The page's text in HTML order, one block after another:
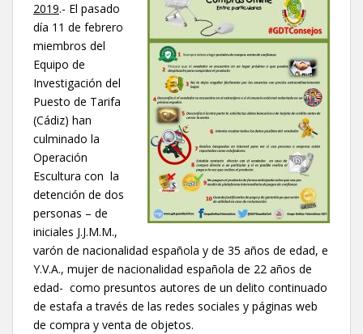
2019.- El pasado
día 11 de febrero
miembros del
Equipo de
Investigación del
Puesto de Tarifa
(Cádiz) han
culminado la
Operación
Escultura con la
detención de dos
personas – de
iniciales J.J.M.M.,
varón de nacionalidad española y de 35 años de edad, e
Y.V.A., mujer de nacionalidad española de 22 años de
edad- como presuntos autores de un delito continuado
de estafa a través de las redes sociales y páginas web
de compra y venta de objetos.